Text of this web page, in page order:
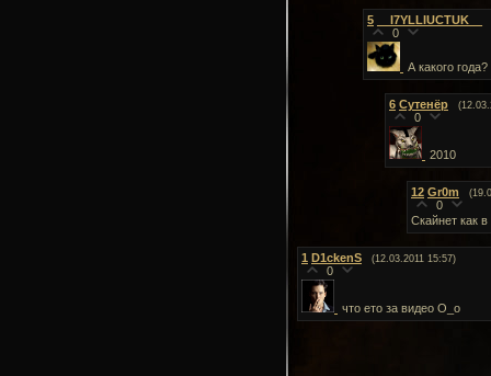
5
__I7YLLIUCTUK__
0
А какого года?
6 Сутенёр
0
2010
12 Gr0m
0
Скайнет как
1 D1ckenS (12.03.2011 15:57)
0
что ето за видео О_о